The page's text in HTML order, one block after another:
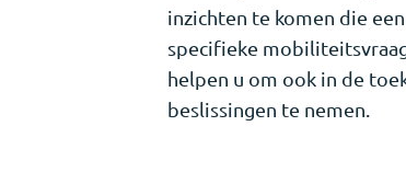
inzichten te komen die
specifieke
helpen u om ook in de
beslissingen te nemen.